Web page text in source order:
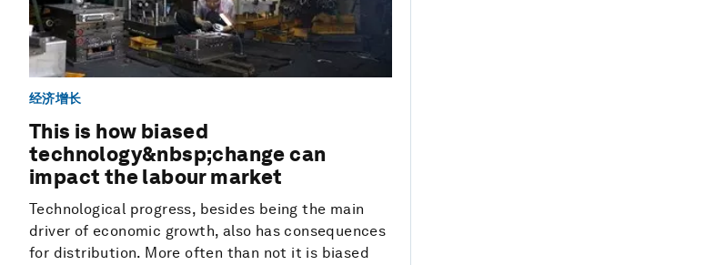
经济增长
This is how biased
technology&nbsp;change can
impact the labour market
Technological progress, besides being the main
driver of economic growth, also has consequences
for distribution. More often than not it is biased